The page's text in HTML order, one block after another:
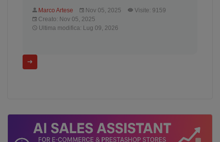
Marco Artese Nov 05, 2025
Visite: 9159
Creato: Nov 05, 2025
Ultima modifica: Lug 09, 2026